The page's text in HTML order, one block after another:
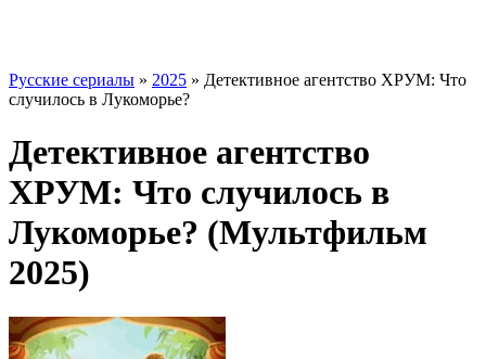
Русские сериалы » 2025 » Детективное агентство ХРУМ: Что
случилось в Лукоморье?
Детективное агентство
ХРУМ: Что случилось в
Лукоморье? (Мультфильм
2025)